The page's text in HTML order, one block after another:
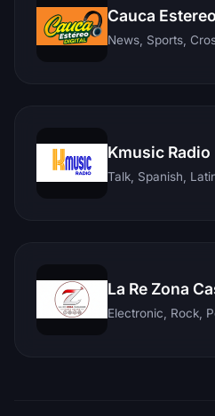
Cauca Estereo
News, Sports,
Kmusic Radio
Talk, Spanish,
La Re Zona